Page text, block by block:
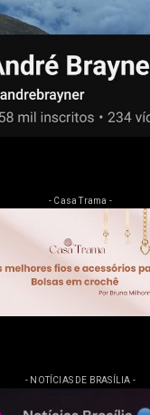
- Casa Trama -
- NOTÍCIAS DE BRASÍLIA -